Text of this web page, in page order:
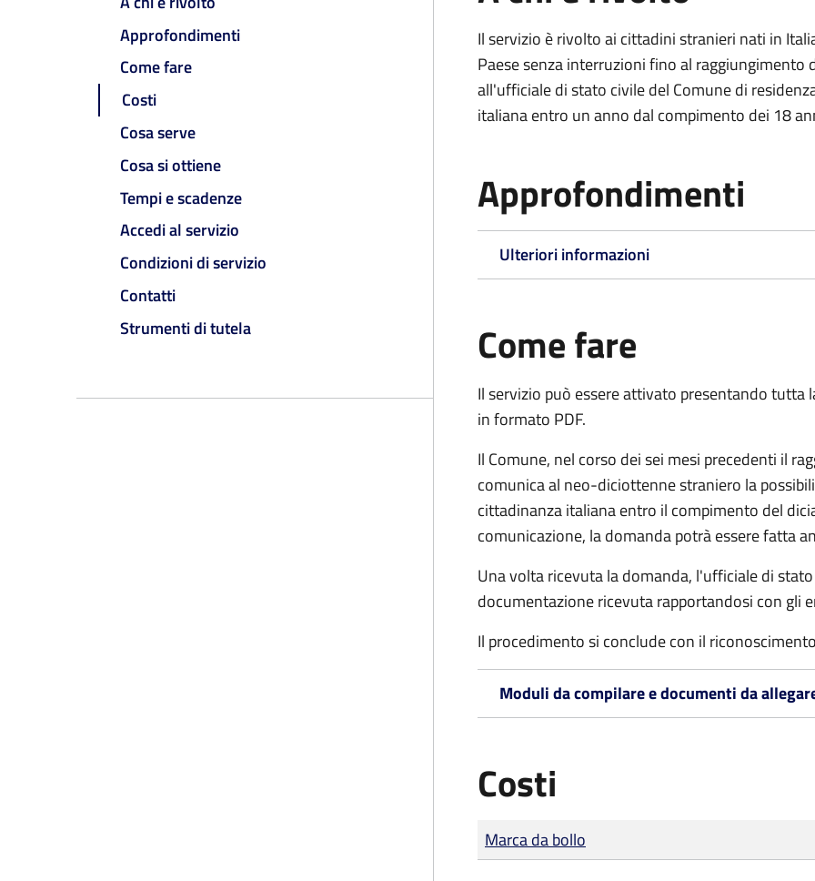
Approfondimenti
Come fare
Costi
Cosa serve
Cosa si ottiene
Tempi e scadenze
Accedi al servizio
Condizioni di servizio
Contatti
Strumenti di tutela
Il servizio è rivolto ai cittadini stranieri nati in
Paese senza interruzioni fino al
all'ufficiale di stato civile del Comune di
italiana entro un anno dal compimento dei 18
Approfondimenti
Ulteriori informazioni
Come fare
Il servizio può essere attivato presentando
in formato PDF.
Il Comune, nel corso dei sei mesi precedenti il
comunica al neo-diciottenne straniero la
cittadinanza italiana entro il compimento del
comunicazione, la domanda potrà essere fatta
Una volta ricevuta la domanda, l'ufficiale di
documentazione ricevuta rapportandosi con gli
Il procedimento si conclude con il
Moduli da compilare e documenti da
Costi
Tipo di pagamento
Importo
Marca da bollo